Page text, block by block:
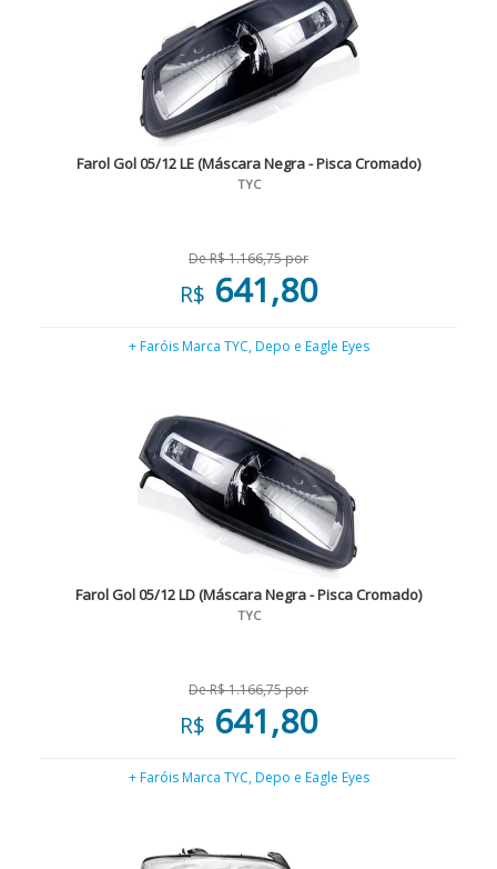
Farol Gol 05/12 LE (Máscara Negra - Pisca Cromado)
TYC
De R$ 1.166,75 por
R$ 641,80
+ Faróis Marca TYC, Depo e Eagle Eyes
Farol Gol 05/12 LD (Máscara Negra - Pisca Cromado)
TYC
De R$ 1.166,75 por
R$ 641,80
+ Faróis Marca TYC, Depo e Eagle Eyes